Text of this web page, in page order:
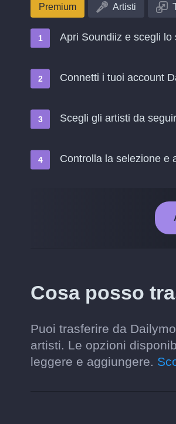
Premium Artisti
Apri Soundiiz e scegli lo
Connetti i tuoi account
Scegli gli artisti da
Controlla la selezione e
Cosa posso
Puoi trasferire da
artisti. Le opzioni
leggere e aggiungere.